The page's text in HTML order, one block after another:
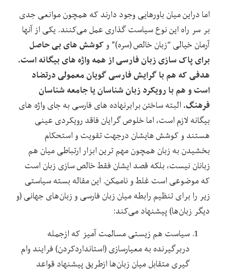
اما دراین‌ میان باورهایی وجود دارند که همچون موانعی جدی
بر سر راه این نوع سیاست‌ گذاری عمل می‌کنند. یکی از آنها
آرمان خیالی “زبان خالص (سره)” و کوشش ‌های بی‌ حاصل
برای پاک ‌سازی زبان فارسی از همه واژه‌ های بیگانه است.
هدفی که هم با گرایش فارسی ‌گویان معمولی درتضاد
است و هم با رویکرد زبان ‌شناسان یا جامعه‌ شناسان
فرهنگ. البته ساختن برابرنهاده ‌های فارسی به‌ جای واژه‌ های
بیگانه لازم است، اما خلوص‌ گرایان فاقد رویکردی عینی
هستند و کوشش ‌هایشان درجهت تقویت و استحکام‌
بخشیدن به زبان همچون مهم ‌ترین ابزار ارتباطی میان هم‌
زبانان نیست، بلکه قصد ایشان فقط خالص ‌سازی زبان است
که موضوعی است غلط و ناممکن. این مقاله بسته سیاستی
زیر را برای تنظیم رابطه میان زبان فارسی و زبان‌های جهانی (و
دیگر زبان‌ها) پیشنهاد می‌کند:
سیاست هم‌ زیستی مسالمت ‌آمیز که ازجمله
دربرگیرنده به معیارسازی (استانداردکردن) فرایند وام‌
گیری متقابل میان زبان‌ها ازطریق پیشنهاد قواعد